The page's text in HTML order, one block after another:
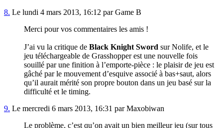
8. Le lundi 4 mars 2013, 16:12 par Game B
Merci pour vos commentaires les amis !
J’ai vu la critique de Black Knight Sword sur Nolife, et le
jeu téléchargeable de Grasshopper est une nouvelle fois
souillé par une finition à l’emporte-pièce : le plaisir de jeu est
gâché par le mouvement d’esquive associé à bas+saut, alors
qu’il aurait mérité son propre bouton dans un jeu basé sur la
difficulté et le timing.
9. Le mercredi 6 mars 2013, 16:31 par Maxobiwan
Le problème, c’est qu’on avait un bien meilleur jeu (sur tous